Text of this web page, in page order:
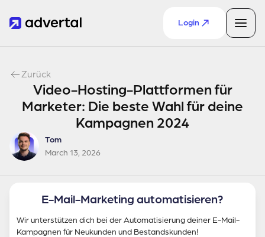
Login
Zurück
Video-Hosting-Plattformen für
Marketer: Die beste Wahl für deine
Kampagnen 2024
Tom
March 13, 2026
E-Mail-Marketing automatisieren?
Wir unterstützen dich bei der Automatisierung deiner E-Mail-
Kampagnen für Neukunden und Bestandskunden!